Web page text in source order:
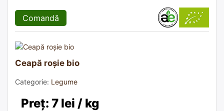
Comandă
Ceapă roșie bio
Categorie: Legume
Preț: 7 lei / kg